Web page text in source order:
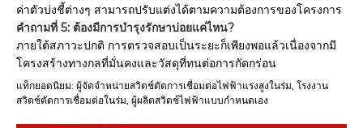
ค่าตัวบ่งชี้ต่างๆ สามารถปรับแต่งได้ตามความต้องการของโครงการ
คำถามที่ 5: ต้องมีการบำรุงรักษาบ่อยแค่ไหน?
ภายใต้สภาวะปกติ การตรวจสอบเป็นระยะก็เพียงพอแล้วเนื่องจากมี
โครงสร้างทางกลที่มั่นคงและวัสดุที่ทนต่อการกัดกร่อน
แท็กยอดนิยม: ผู้จัดจำหน่ายสวิตช์ตัดการเชื่อมต่อไฟฟ้าแรงสูงในร่ม, โรงงาน
สวิตช์ตัดการเชื่อมต่อในร่ม, ผู้ผลิตสวิตช์ไฟฟ้าแบบกำหนดเอง